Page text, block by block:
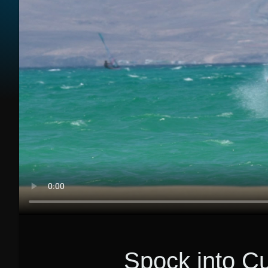
Spock into